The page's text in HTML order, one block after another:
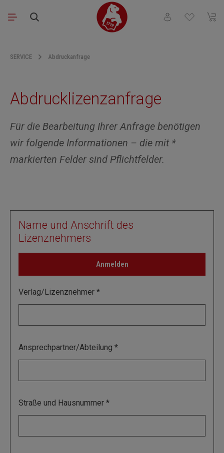
Zum Hauptinhalt springen
Du hast 0
SERVICE Abdruckanfrage
Abdrucklizenzanfrage
Für die Bearbeitung Ihrer Anfrage benötigen
wir folgende Informationen – die mit *
markierten Felder sind Pflichtfelder.
Name und Anschrift des
Lizenznehmers
Anmelden
Verlag/Lizenznehmer
Ansprechpartner/Abteilung
Straße und Hausnummer